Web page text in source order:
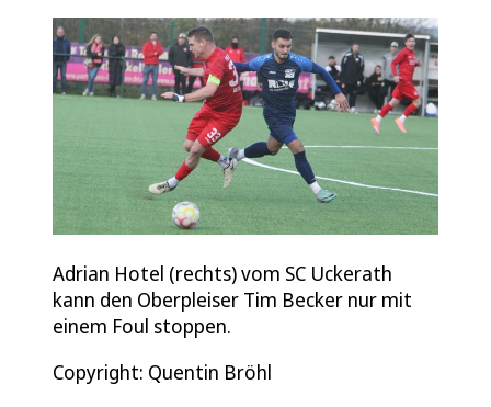
Adrian Hotel (rechts) vom SC Uckerath
kann den Oberpleiser Tim Becker nur mit
einem Foul stoppen.
Copyright: Quentin Bröhl